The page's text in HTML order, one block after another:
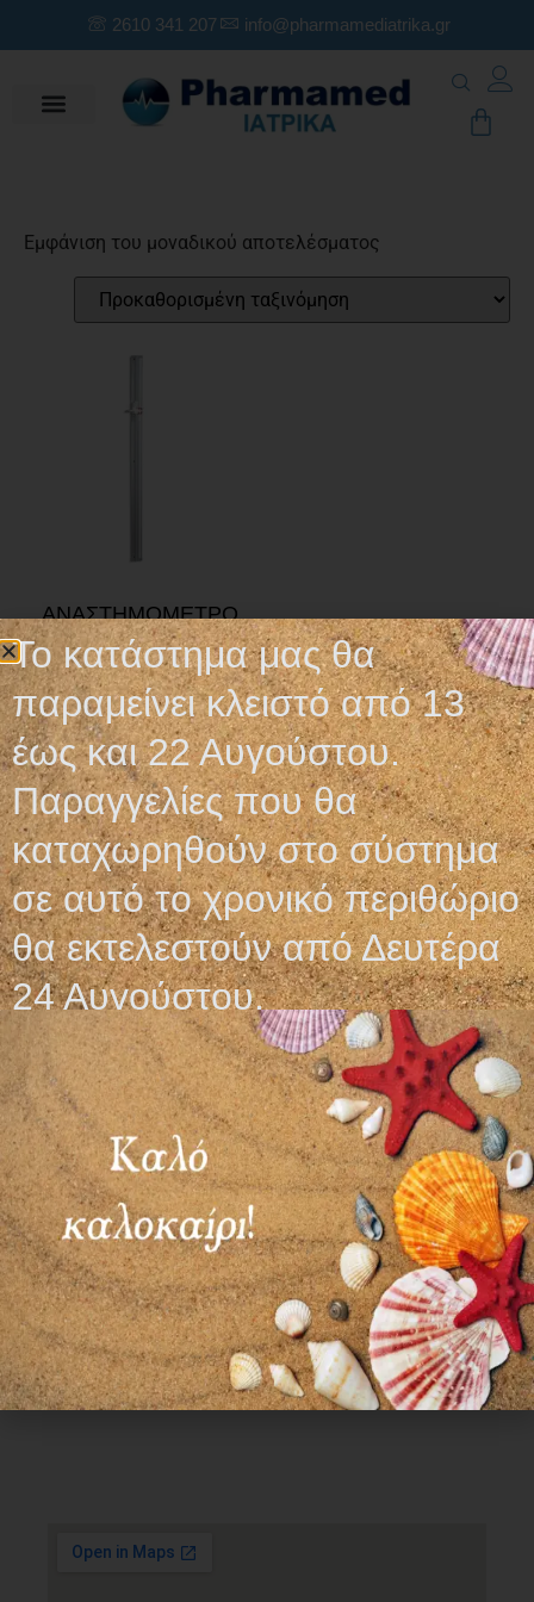
2610 341 207 info@pharmamediatrika.gr
Εμφάνιση του μοναδικού αποτελέσματος
ΑΝΑΣΤΗΜΟΜΕΤΡΟ
ΕΠΙΤΟΙΧΙΟ SECA 216
Διαβάστε περισσότερα
Ωράριο λειτουργίας
ΕΙΔΙΚΟ ΘΕΡΙΝΟ ΩΡΑΡΙΟ
ΔΕΥ-ΠΑΡ: 09:00-14:30
ΣΑΒ – ΚΥΡ: ΚΛΕΙΣΤΑ
Χρήσιμα Links
Όροι Χρήσης
Πολιτική απορρήτου
Τρόποι πληρωμής
Τρόποι αποστολής
Πολιτική επιστροφών
Το κατάστημα μας θα
παραμείνει κλειστό από 13
έως και 22 Αυγούστου.
Παραγγελίες που θα
καταχωρηθούν στο σύστημα
σε αυτό το χρονικό περιθώριο
θα εκτελεστούν από Δευτέρα
24 Αυγούστου.